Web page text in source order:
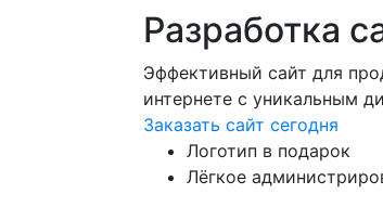
Разработка
Эффективный сайт для
интернете с уникальным
Заказать сайт сегодня
Логотип в подарок
Лёгкое